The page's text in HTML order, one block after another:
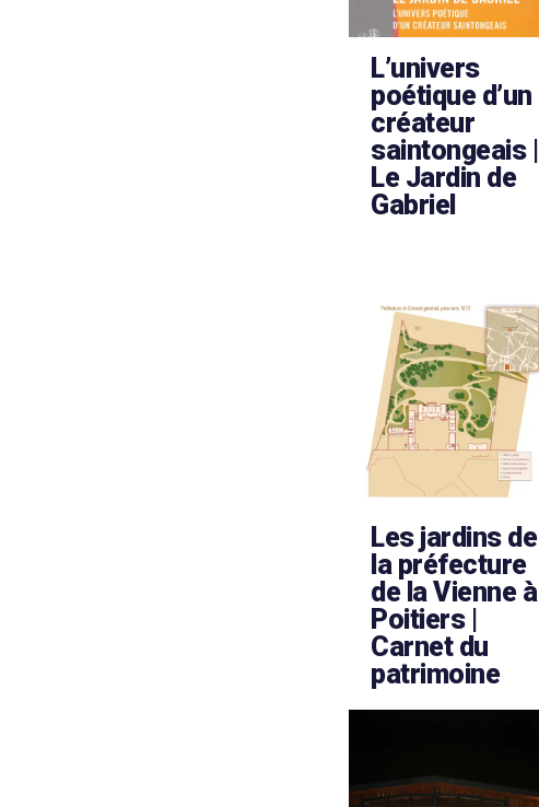
L’univers
poétique d’un
créateur
saintongeais |
Le Jardin de
Gabriel
Les jardins de
la préfecture
de la Vienne à
Poitiers |
Carnet du
patrimoine